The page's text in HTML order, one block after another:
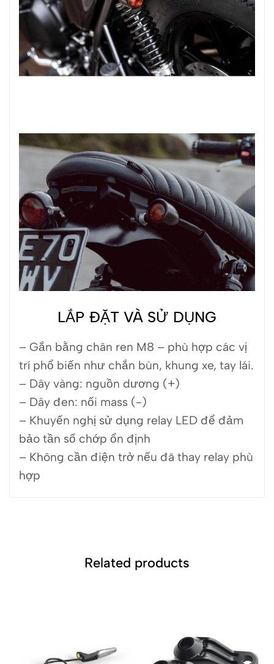
LẮP ĐẶT VÀ SỬ DỤNG
– Gắn bằng chân ren M8 – phù hợp các vị
trí phổ biến như chắn bùn, khung xe, tay lái.
– Dây vàng: nguồn dương (+)
– Dây đen: nối mass (-)
– Khuyến nghị sử dụng relay LED để đảm
bảo tần số chớp ổn định
– Không cần điện trở nếu đã thay relay phù
hợp
Related products